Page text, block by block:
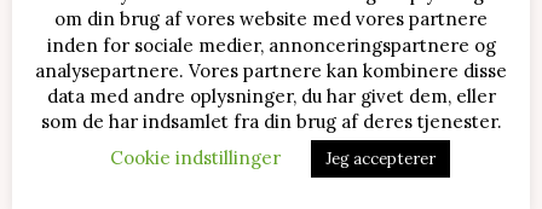
om din brug af vores website med vores partnere
inden for sociale medier, annonceringspartnere og
analysepartnere. Vores partnere kan kombinere disse
data med andre oplysninger, du har givet dem, eller
som de har indsamlet fra din brug af deres tjenester.
Cookie indstillinger
Jeg accepterer